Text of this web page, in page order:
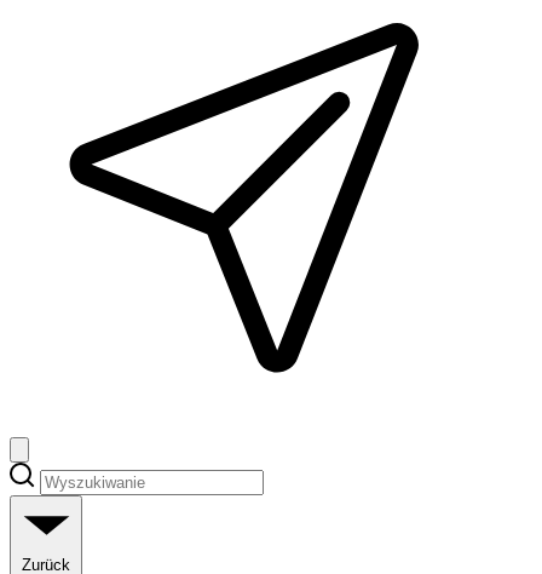
Zurück